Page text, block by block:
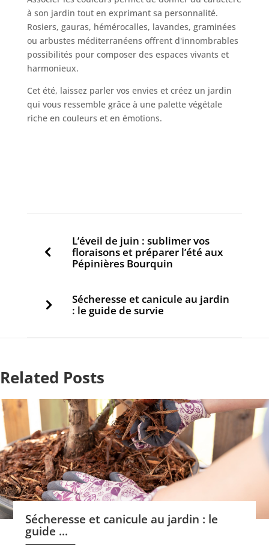
à son jardin tout en exprimant sa personnalité.
Rosiers, gauras, hémérocalles, lavandes, graminées
ou arbustes méditerranéens offrent d'innombrables
possibilités pour composer des espaces vivants et
harmonieux.
Cet été, laissez parler vos envies et créez un jardin
qui vous ressemble grâce à une palette végétale
riche en couleurs et en émotions.
L’éveil de juin : sublimer vos
floraisons et préparer l’été aux
Pépinières Bourquin
Sécheresse et canicule au jardin
: le guide de survie
Related Posts
Sécheresse et canicule au jardin : le
guide ...